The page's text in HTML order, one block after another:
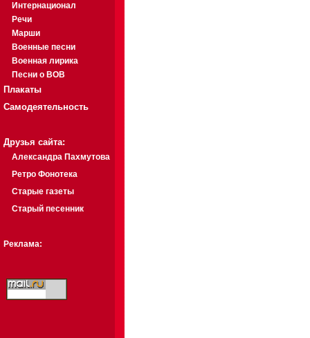
Интернационал
Речи
Марши
Военные песни
Военная лирика
Песни о ВОВ
Плакаты
Самодеятельность
Друзья сайта:
Александра Пахмутова
Ретро Фонотека
Старые газеты
Старый песенник
Реклама: